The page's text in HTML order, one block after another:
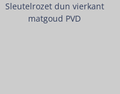
Sleutelrozet dun vierkant
matgoud PVD